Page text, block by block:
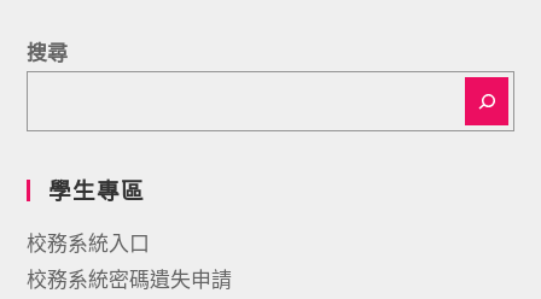
搜尋
學生專區
校務系統入口
校務系統密碼遺失申請